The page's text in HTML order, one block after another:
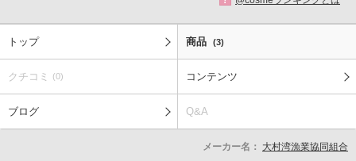
トップ 商品 (3)
クチコミ (0) コンテンツ
ブログ Q&A
メーカー名： 大村湾漁業協同組合